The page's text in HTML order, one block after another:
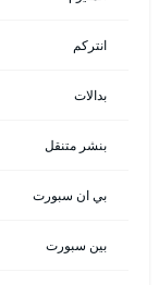
انتركم
بدالات
بنشر متنقل
بي ان سبورت
بين سبورت